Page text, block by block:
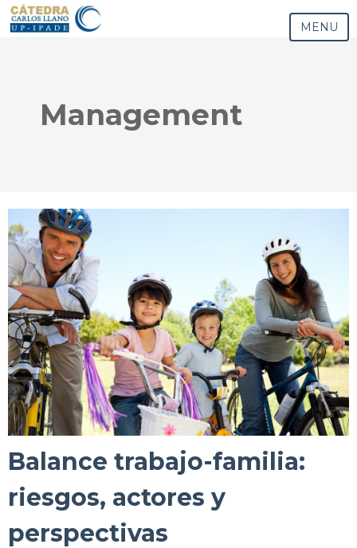
MENU
Management
Balance trabajo-familia:
riesgos, actores y
perspectivas